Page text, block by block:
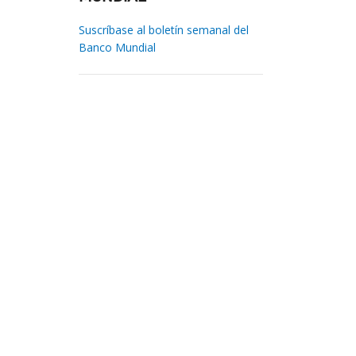
Suscríbase al boletín semanal del
Banco Mundial